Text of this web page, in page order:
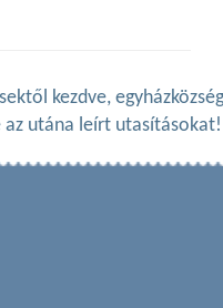
kezdve,
az utána leírt utasításokat!